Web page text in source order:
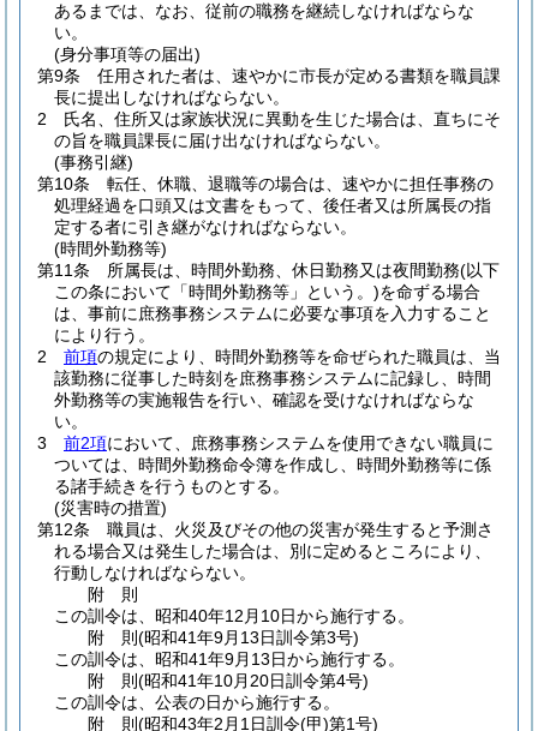
あるまでは、なお、従前の職務を継続しなければならな
い。
(身分事項等の届出)
第9条
任用された者は、速やかに市長が定める書類を職員課
長に提出しなければならない。
2
氏名、住所又は家族状況に異動を生じた場合は、直ちにそ
の旨を職員課長に届け出なければならない。
(事務引継)
第10条
転任、休職、退職等の場合は、速やかに担任事務の
処理経過を口頭又は文書をもって、後任者又は所属長の指
定する者に引き継がなければならない。
(時間外勤務等)
第11条
所属長は、時間外勤務、休日勤務又は夜間勤務(以下
この条において「時間外勤務等」という。)を命ずる場合
は、事前に庶務事務システムに必要な事項を入力すること
により行う。
2
前項の規定により、時間外勤務等を命ぜられた職員は、当
該勤務に従事した時刻を庶務事務システムに記録し、時間
外勤務等の実施報告を行い、確認を受けなければならな
い。
3
前2項において、庶務事務システムを使用できない職員に
ついては、時間外勤務命令簿を作成し、時間外勤務等に係
る諸手続きを行うものとする。
(災害時の措置)
第12条
職員は、火災及びその他の災害が発生すると予測さ
れる場合又は発生した場合は、別に定めるところにより、
行動しなければならない。
附 則
この訓令は、昭和40年12月10日から施行する。
附 則(昭和41年9月13日訓令第3号)
この訓令は、昭和41年9月13日から施行する。
附 則(昭和41年10月20日訓令第4号)
この訓令は、公表の日から施行する。
附 則(昭和43年2月1日訓令(甲)第1号)